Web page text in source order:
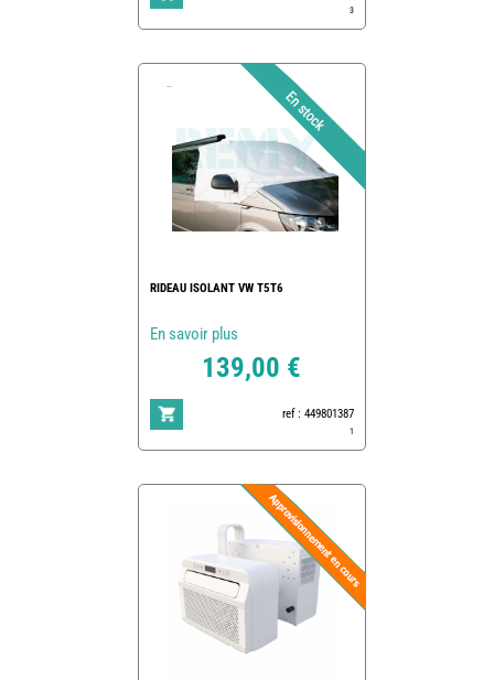
3
RIDEAU ISOLANT VW T5T6
En savoir plus
139,00 €
ref : 449801387
1